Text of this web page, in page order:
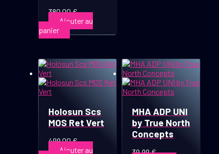
380,00€
Ajouter au
panier
Holosun Scs
MOS Ret Vert
499,00€
Ajouter au
MHA ADP UNI
by True North
Concepts
39,99€